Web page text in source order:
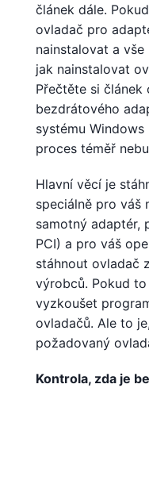
článek dále.
ovladač pro
nainstalovat a
jak nainstalovat
Přečtěte si článek
bezdrátového
systému
proces téměř
Hlavní věcí je
speciálně pro váš
samotný adaptér,
PCI) a pro váš
stáhnout ovladač
výrobců. Pokud
vyzkoušet
ovladačů. Ale to
požadovaný
Kontrola, zda je